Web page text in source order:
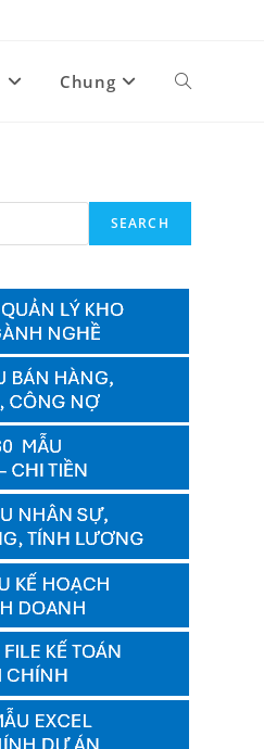
Chung Toggle
search
SEARCH